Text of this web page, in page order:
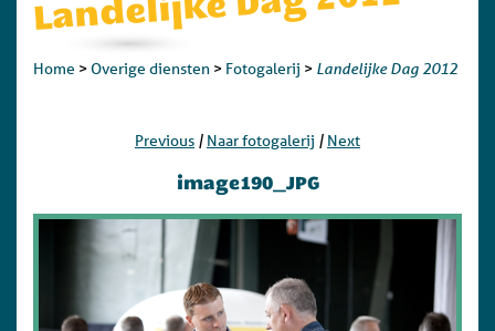
Home > Overige diensten > Fotogalerij > Landelijke Dag 2012
Previous | Naar fotogalerij | Next
image190_JPG